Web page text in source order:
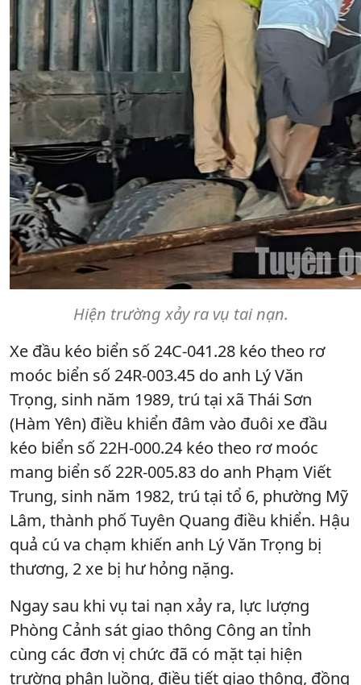
Hiện trường xảy ra vụ tai nạn.
Xe đầu kéo biển số 24C-041.28 kéo theo rơ
moóc biển số 24R-003.45 do anh Lý Văn
Trọng, sinh năm 1989, trú tại xã Thái Sơn
(Hàm Yên) điều khiển đâm vào đuôi xe đầu
kéo biển số 22H-000.24 kéo theo rơ moóc
mang biển số 22R-005.83 do anh Phạm Viết
Trung, sinh năm 1982, trú tại tổ 6, phường Mỹ
Lâm, thành phố Tuyên Quang điều khiển. Hậu
quả cú va chạm khiến anh Lý Văn Trọng bị
thương, 2 xe bị hư hỏng nặng.
Ngay sau khi vụ tai nạn xảy ra, lực lượng
Phòng Cảnh sát giao thông Công an tỉnh
cùng các đơn vị chức đã có mặt tại hiện
trường phân luồng, điều tiết giao thông, đồng